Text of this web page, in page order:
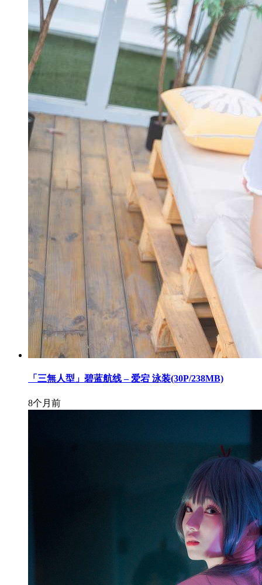
「三無人型」碧蓝航线 – 爱宕 泳装(30P/238MB)
8个月前